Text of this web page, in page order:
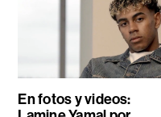
En fotos y videos: